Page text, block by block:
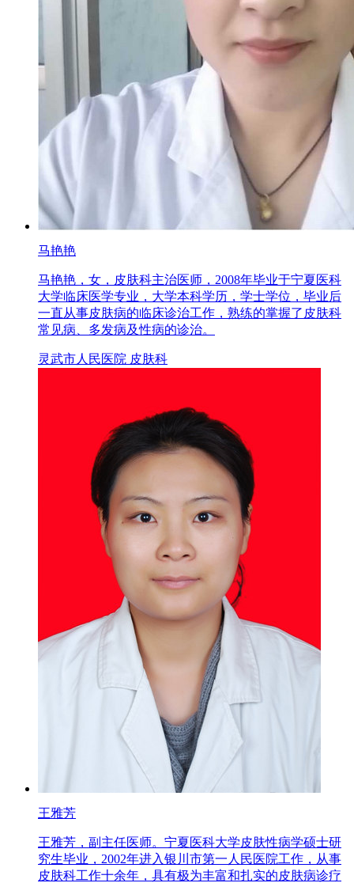
马艳艳
马艳艳，女，皮肤科主治医师，2008年毕业于宁夏医科
大学临床医学专业，大学本科学历，学士学位，毕业后
一直从事皮肤病的临床诊治工作，熟练的掌握了皮肤科
常见病、多发病及性病的诊治。
灵武市人民医院 皮肤科
王雅芳
王雅芳，副主任医师。宁夏医科大学皮肤性病学硕士研
究生毕业，2002年进入银川市第一人民医院工作，从事
皮肤科工作十余年，具有极为丰富和扎实的皮肤病诊疗